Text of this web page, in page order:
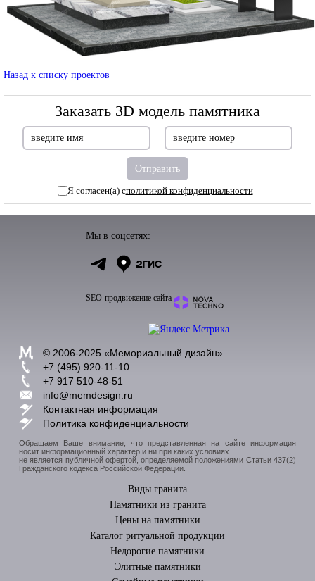
Назад к списку проектов
Заказать 3D модель памятника
Я согласен(а) сполитикой конфиденциальности
Мы в соцсетях:
SEO-продвижение сайта
© 2006-2025 «Мемориальный дизайн»
+7 (495) 920-11-10
+7 917 510-48-51
info@memdesign.ru
Контактная информация
Политика конфиденциальности
Обращаем Ваше внимание, что представленная на сайте информация
носит информационный характер и ни при каких условиях
не является публичной офертой, определяемой положениями Статьи 437(2)
Гражданского кодекса Российской Федерации.
Виды гранита
Памятники из гранита
Цены на памятники
Каталог ритуальной продукции
Недорогие памятники
Элитные памятники